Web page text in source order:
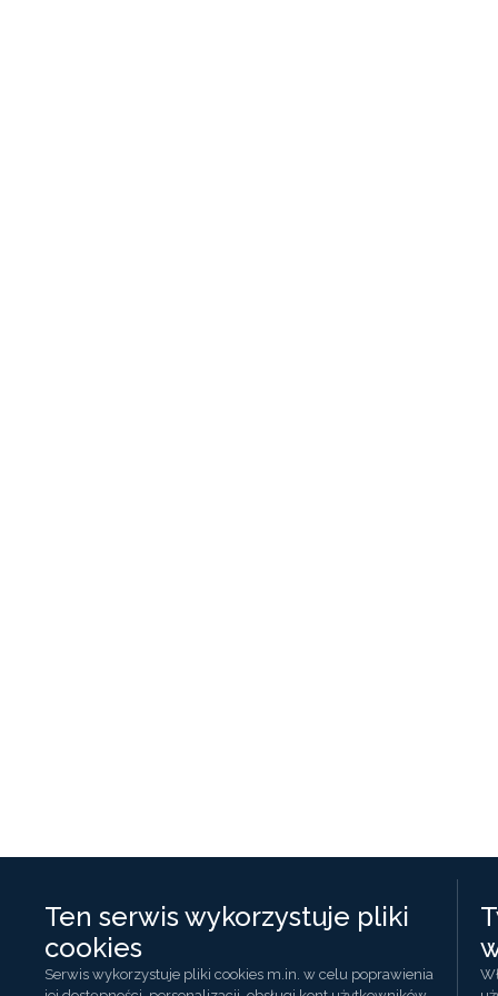
Ten serwis wykorzystuje pliki
cookies
Serwis wykorzystuje pliki cookies m.in. w celu poprawienia